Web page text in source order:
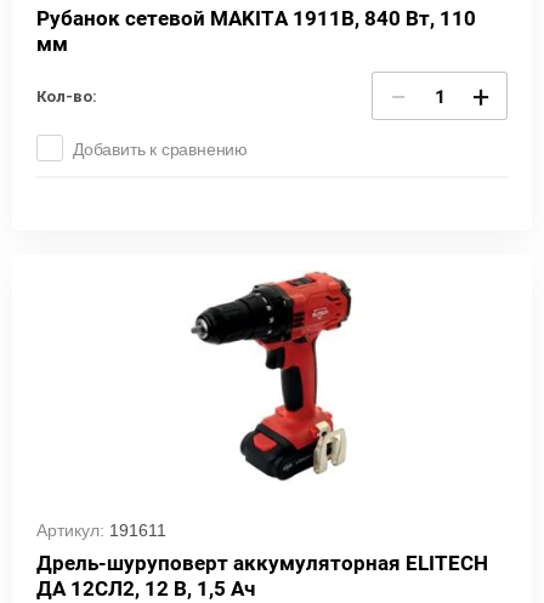
Рубанок сетевой MAKITA 1911B, 840 Вт, 110
мм
Кол-во: − +
Добавить к сравнению
Артикул: 191611
Дрель-шуруповерт аккумуляторная ELITECH
ДА 12СЛ2, 12 В, 1,5 Ач